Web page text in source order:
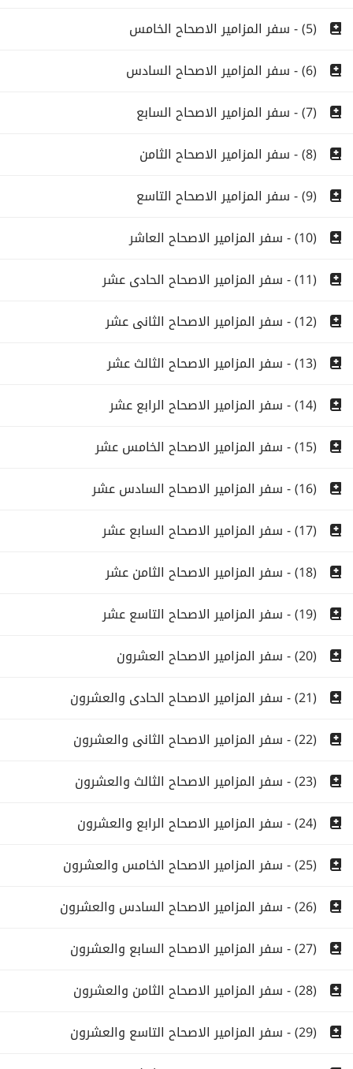
(5) - سفر المزامير الاصحاح الخامس
(6) - سفر المزامير الاصحاح السادس
(7) - سفر المزامير الاصحاح السابع
(8) - سفر المزامير الاصحاح الثامن
(9) - سفر المزامير الاصحاح التاسع
(10) - سفر المزامير الاصحاح العاشر
(11) - سفر المزامير الاصحاح الحادى عشر
(12) - سفر المزامير الاصحاح الثانى عشر
(13) - سفر المزامير الاصحاح الثالث عشر
(14) - سفر المزامير الاصحاح الرابع عشر
(15) - سفر المزامير الاصحاح الخامس عشر
(16) - سفر المزامير الاصحاح السادس عشر
(17) - سفر المزامير الاصحاح السابع عشر
(18) - سفر المزامير الاصحاح الثامن عشر
(19) - سفر المزامير الاصحاح التاسع عشر
(20) - سفر المزامير الاصحاح العشرون
(21) - سفر المزامير الاصحاح الحادى والعشرون
(22) - سفر المزامير الاصحاح الثانى والعشرون
(23) - سفر المزامير الاصحاح الثالث والعشرون
(24) - سفر المزامير الاصحاح الرابع والعشرون
(25) - سفر المزامير الاصحاح الخامس والعشرون
(26) - سفر المزامير الاصحاح السادس والعشرون
(27) - سفر المزامير الاصحاح السابع والعشرون
(28) - سفر المزامير الاصحاح الثامن والعشرون
(29) - سفر المزامير الاصحاح التاسع والعشرون